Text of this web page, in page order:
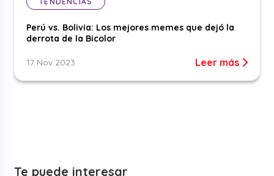
Perú vs. Bolivia: Los mejores memes que dejó la
derrota de la Bicolor
17 Nov 2023 Leer más
Te puede interesar